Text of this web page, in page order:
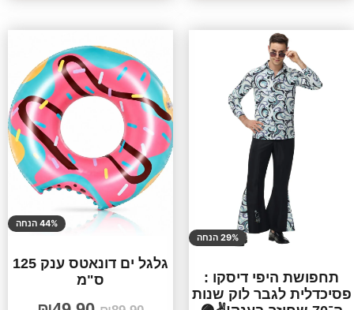
29% הנחה
תחפושת היפי דיסקו :
פסיכדלית לגבר לוק שנות
44% הנחה
גלגל ים דונאטס ענק 125
ס"מ